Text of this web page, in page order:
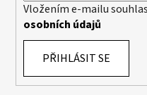
Vložením e-mailu
osobních údajů
PŘIHLÁSIT SE